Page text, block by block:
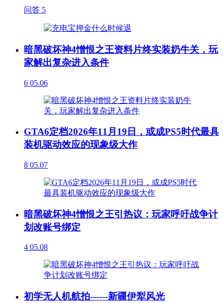
问答 5
暗黑破坏神4憎恨之王资料片终实装奶牛关，玩
家解出复杂进入条件
6 05.06
GTA6定档2026年11月19日，或成PS5时代最具
装机驱动效应的现象级大作
8 05.07
暗黑破坏神4憎恨之王引热议：玩家呼吁战争计
划改账号绑定
4 05.08
初学无人机航拍------新疆伊犁风光